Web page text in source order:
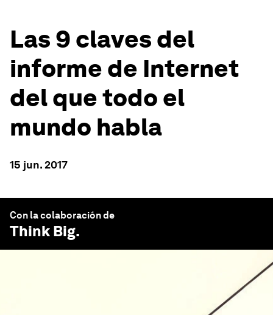
Las 9 claves del
informe de Internet
del que todo el
mundo habla
15 jun. 2017
Con la colaboración de
Think Big.